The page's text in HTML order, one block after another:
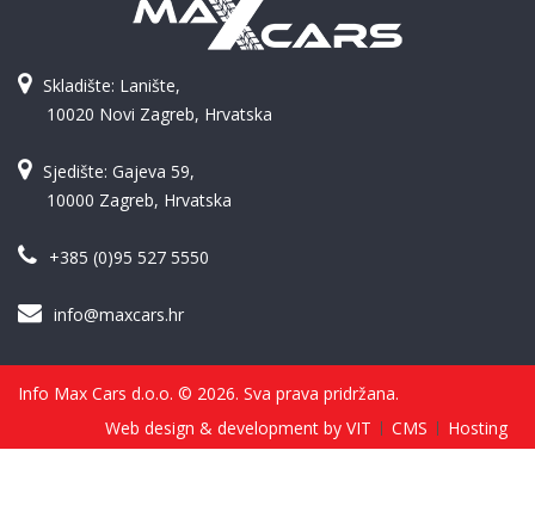
Skladište: Lanište,
10020 Novi Zagreb, Hrvatska
Sjedište: Gajeva 59,
10000 Zagreb, Hrvatska
+385 (0)95 527 5550
info@maxcars.hr
Info Max Cars d.o.o. © 2026. Sva prava pridržana.
Web design & development by VIT
CMS Hosting